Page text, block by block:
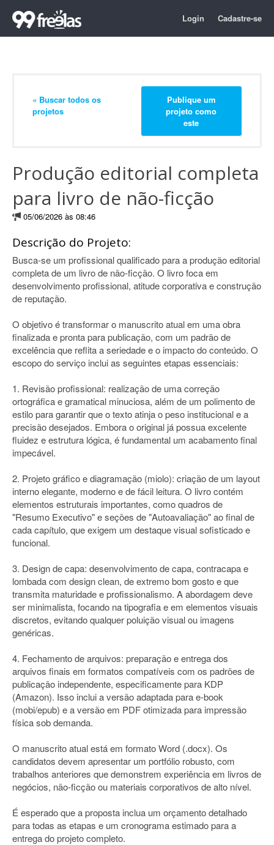
Login Cadastre-se
« Buscar todos os
projetos
Publique um
projeto como
este
Produção editorial completa
para livro de não-ficção
05/06/2026 às 08:46
Descrição do Projeto:
Busca-se um profissional qualificado para a produção editorial
completa de um livro de não-ficção. O livro foca em
desenvolvimento profissional, atitude corporativa e construção
de reputação.
O objetivo é transformar o manuscrito atual em uma obra
finalizada e pronta para publicação, com um padrão de
excelência que reflita a seriedade e o impacto do conteúdo. O
escopo do serviço inclui as seguintes etapas essenciais:
1. Revisão profissional: realização de uma correção
ortográfica e gramatical minuciosa, além de um polimento de
estilo para garantir que o texto atinja o peso institucional e a
precisão desejados. Embora o original já possua excelente
fluidez e estrutura lógica, é fundamental um acabamento final
impecável.
2. Projeto gráfico e diagramação (miolo): criação de um layout
interno elegante, moderno e de fácil leitura. O livro contém
elementos estruturais importantes, como quadros de
"Resumo Executivo" e seções de "Autoavaliação" ao final de
cada capítulo, que exigem um destaque visual sofisticado e
funcional.
3. Design de capa: desenvolvimento de capa, contracapa e
lombada com design clean, de extremo bom gosto e que
transmita maturidade e profissionalismo. A abordagem deve
ser minimalista, focando na tipografia e em elementos visuais
discretos, evitando qualquer poluição visual ou imagens
genéricas.
4. Fechamento de arquivos: preparação e entrega dos
arquivos finais em formatos compatíveis com os padrões de
publicação independente, especificamente para KDP
(Amazon). Isso inclui a versão adaptada para e-book
(mobi/epub) e a versão em PDF otimizada para impressão
física sob demanda.
O manuscrito atual está em formato Word (.docx). Os
candidatos devem apresentar um portfólio robusto, com
trabalhos anteriores que demonstrem experiência em livros de
negócios, não-ficção ou materiais corporativos de alto nível.
É esperado que a proposta inclua um orçamento detalhado
para todas as etapas e um cronograma estimado para a
entrega do projeto completo.